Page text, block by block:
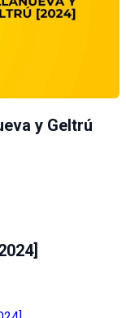
y Geltrú